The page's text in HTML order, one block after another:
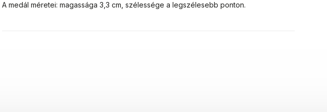
A medál méretei: magassága 3,3 cm, szélessége a legszélesebb ponton.